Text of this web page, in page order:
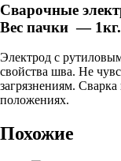
Сварочные
Вес пачки — 1кг.
Электрод с
свойства шва. Не
загрязнениям.
положениях.
Похожие